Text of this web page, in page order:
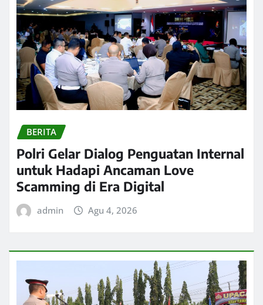
BERITA
Polri Gelar Dialog Penguatan Internal
untuk Hadapi Ancaman Love
Scamming di Era Digital
admin Agu 4, 2026